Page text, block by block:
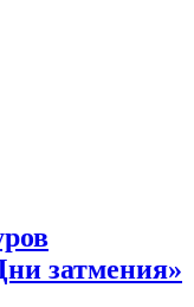
затмения»